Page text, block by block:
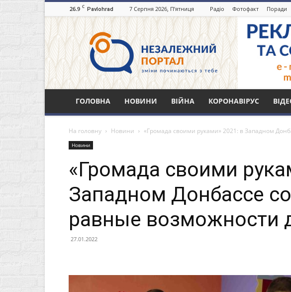
26.9 C Pavlohrad 7 Серпня 2026, П’ятниця Радіо Фотофакт Поради
Незалежний
портал
Павлоград.dp.ua
ГОЛОВНА НОВИНИ ВІЙНА КОРОНАВІРУС
На головну Новини «Громада своими руками» 2021: в Западном
Новини
«Громада своими
Западном Донбассе
равные возможности
27.01.2022